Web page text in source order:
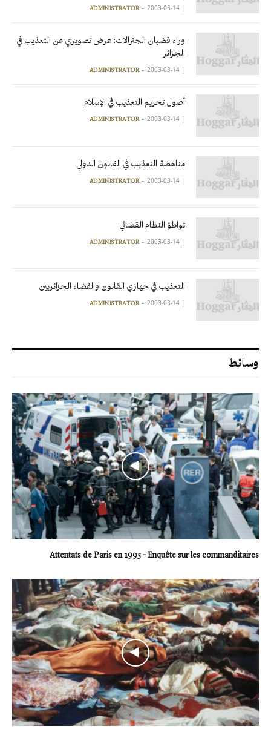
|
ADMINISTRATOR 2003-05-14
وراء قضبان الجنرالات: عرض تصويري عن التعذيب في
الجزائر
|
ADMINISTRATOR 2003-03-14
أصول تحريم التعذيب في الإسلام
|
ADMINISTRATOR 2003-03-14
مناهضة التعذيب في القانون الدولي
|
ADMINISTRATOR 2003-03-14
تواطؤ النظام القضائي
|
ADMINISTRATOR 2003-03-14
التعذيب في جهازي القانون والقضاء الجزائريين
|
ADMINISTRATOR 2003-03-14
وسائط
Attentats de Paris en 1995 – Enquête sur les commanditaires